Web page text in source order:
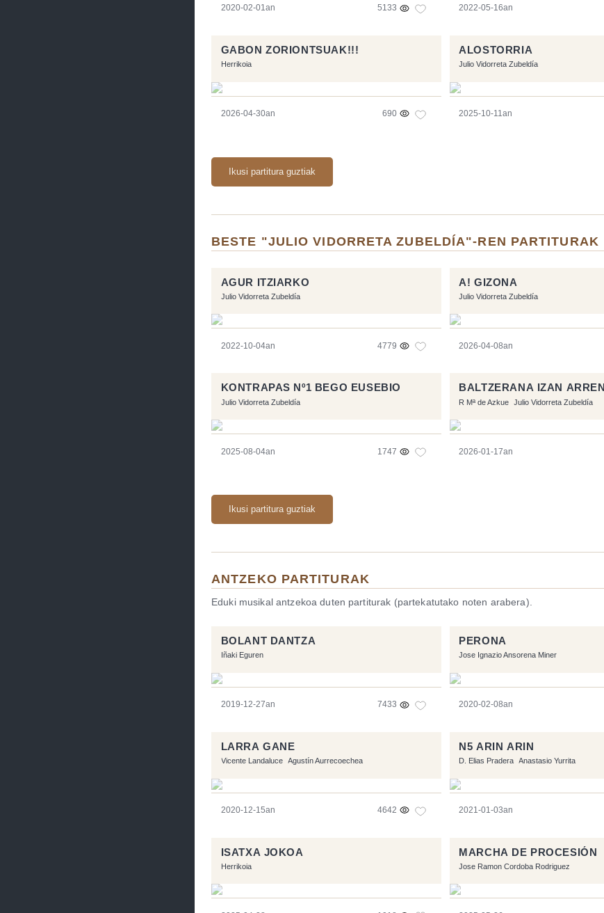
2020-02-01an 5133 2022-05-16an
GABON ZORIONTSUAK!!!
Herrikoia
2026-04-30an 690
ALOSTORRIA
Julio Vidorreta Zubeldía
2025-10-11an
Ikusi partitura guztiak
BESTE "JULIO VIDORRETA ZUBELDÍA"-REN PARTITURAK
AGUR ITZIARKO
Julio Vidorreta Zubeldía
2022-10-04an 4779
A! GIZONA
Julio Vidorreta Zubeldía
2026-04-08an
KONTRAPAS Nº1 BEGO EUSEBIO
Julio Vidorreta Zubeldía
2025-08-04an 1747
BALTZERANA IZAN ARREN
R Mª de Azkue Julio Vidorreta Zubeldía
2026-01-17an
Ikusi partitura guztiak
ANTZEKO PARTITURAK
Eduki musikal antzekoa duten partiturak (partekatutako noten arabera).
BOLANT DANTZA
Iñaki Eguren
2019-12-27an 7433
PERONA
Jose Ignazio Ansorena Miner
2020-02-08an
LARRA GANE
Vicente Landaluce Agustín Aurrecoechea
2020-12-15an 4642
N5 ARIN ARIN
D. Elias Pradera Anastasio Yurrita
2021-01-03an
ISATXA JOKOA
Herrikoia
MARCHA DE PROCESIÓN
Jose Ramon Cordoba Rodriguez